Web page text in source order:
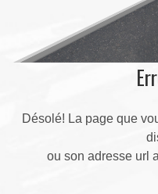
Désolé! La page que
ou son adresse url